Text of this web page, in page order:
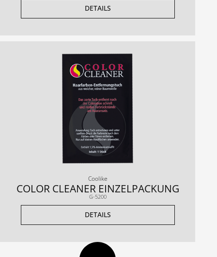
DETAILS
Coolike
COLOR CLEANER EINZELPACKUNG
G-5200
DETAILS